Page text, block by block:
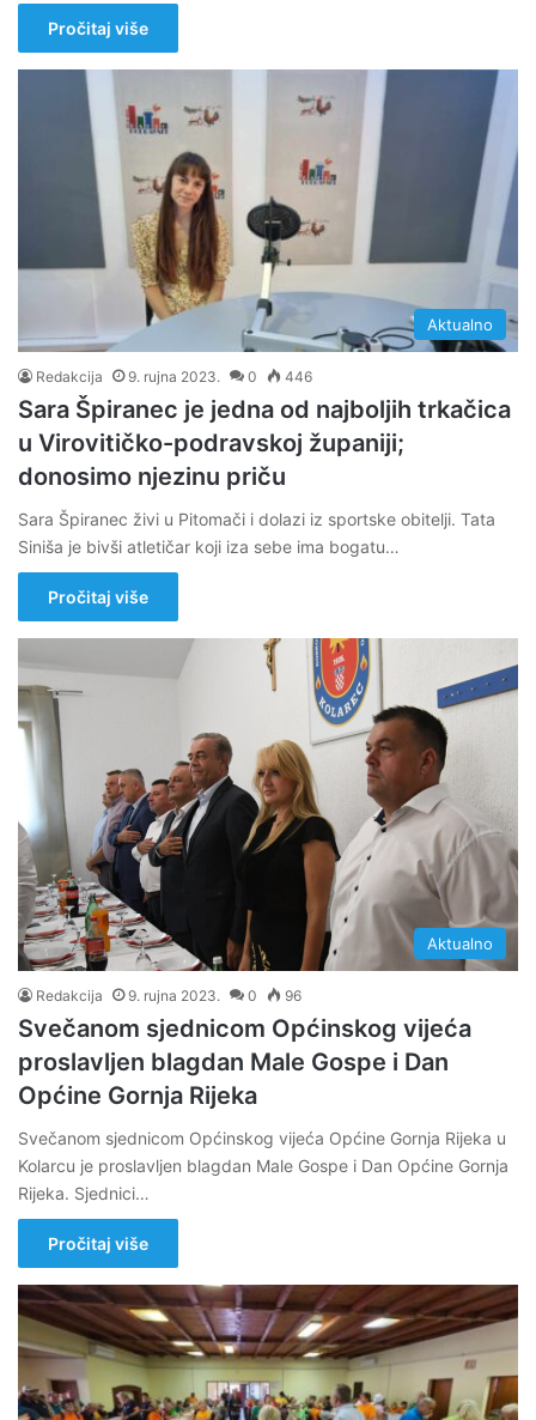
Pročitaj više
Aktualno
Redakcija 9. rujna 2023. 0 446
Sara Špiranec je jedna od najboljih trkačica
u Virovitičko-podravskoj županiji;
donosimo njezinu priču
Sara Špiranec živi u Pitomači i dolazi iz sportske obitelji. Tata
Siniša je bivši atletičar koji iza sebe ima bogatu…
Pročitaj više
Aktualno
Redakcija 9. rujna 2023. 0 96
Svečanom sjednicom Općinskog vijeća
proslavljen blagdan Male Gospe i Dan
Općine Gornja Rijeka
Svečanom sjednicom Općinskog vijeća Općine Gornja Rijeka u
Kolarcu je proslavljen blagdan Male Gospe i Dan Općine Gornja
Rijeka. Sjednici…
Pročitaj više